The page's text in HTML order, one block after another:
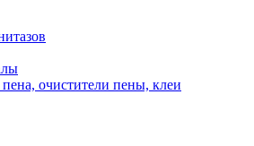
очистители пены, клеи